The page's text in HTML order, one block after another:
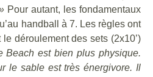
Pour autant, les fondamentaux
handball à 7. Les règles ont
déroulement des sets (2x10’)
Beach est bien plus physique.
le sable est très énergivore. Il